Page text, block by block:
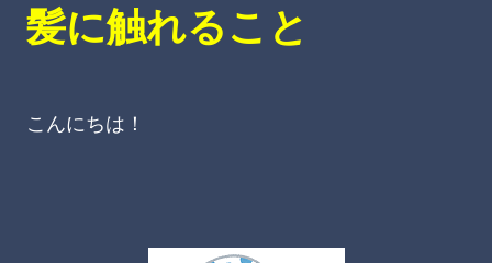
髪に触れること
こんにちは！